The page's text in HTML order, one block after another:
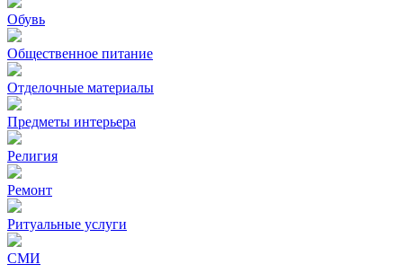
Обувь
Общественное питание
Отделочные материалы
Предметы интерьера
Религия
Ремонт
Ритуальные услуги
СМИ